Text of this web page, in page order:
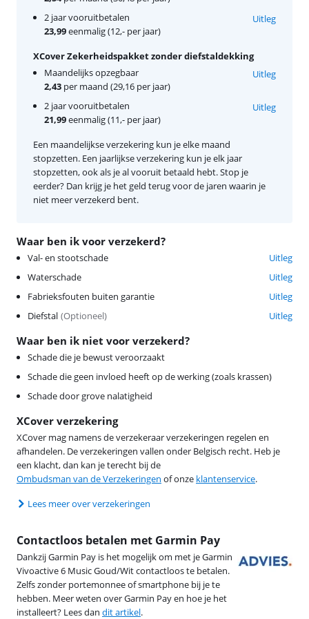
Waar ben ik voor verzekerd?
Val- en stootschade
Uitleg
Waterschade
Uitleg
Fabrieksfouten buiten garantie
Uitleg
Diefstal (Optioneel) Uitleg
Waar ben ik niet voor verzekerd?
Schade die je bewust veroorzaakt
Schade die geen invloed heeft op de werking (zoals krassen)
Schade door grove nalatigheid
XCover verzekering
XCover mag namens de verzekeraar verzekeringen regelen en
afhandelen. De verzekeringen vallen onder Belgisch recht. Heb je
een klacht, dan kan je terecht bij de
Ombudsman van de Verzekeringen of onze klantenservice.
Lees meer over verzekeringen
2 jaar vooruitbetalen
23,99eenmalig (12,- per jaar)
Uitleg
XCover Zekerheidspakket zonder diefstaldekking
Maandelijks opzegbaar
2,43 per maand (29,16 per jaar)
Uitleg
2 jaar vooruitbetalen
21,99eenmalig (11,- per jaar)
Uitleg
Een maandelijkse verzekering kun je elke maand
stopzetten. Een jaarlijkse verzekering kun je elk jaar
stopzetten, ook als je al vooruit betaald hebt. Stop je
eerder? Dan krijg je het geld terug voor de jaren waarin je
niet meer verzekerd bent.
Contactloos betalen met Garmin Pay
Dankzij Garmin Pay is het mogelijk om met je Garmin
Vivoactive 6 Music Goud/Wit contactloos te betalen.
Zelfs zonder portemonnee of smartphone bij je te
hebben. Meer weten over Garmin Pay en hoe je het
installeert? Lees dan dit artikel.